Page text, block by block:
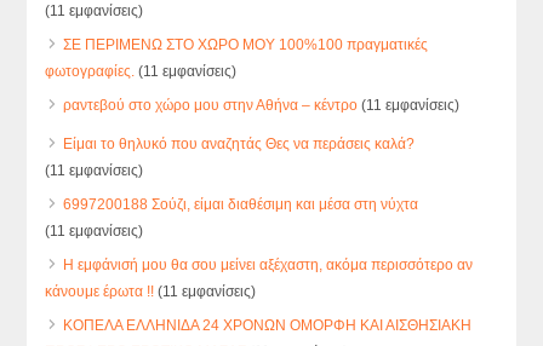
(11 εμφανίσεις)
ΣΕ ΠΕΡΙΜΕΝΩ ΣΤΟ ΧΩΡΟ ΜΟΥ 100%100 πραγματικές
φωτογραφίες. (11 εμφανίσεις)
ραντεβού στο χώρο μου στην Αθήνα – κέντρο (11 εμφανίσεις)
Είμαι το θηλυκό που αναζητάς Θες να περάσεις καλά?
(11 εμφανίσεις)
6997200188 Σούζι, είμαι διαθέσιμη και μέσα στη νύχτα
(11 εμφανίσεις)
Η εμφάνισή μου θα σου μείνει αξέχαστη, ακόμα περισσότερο αν
κάνουμε έρωτα !! (11 εμφανίσεις)
ΚΟΠΕΛΑ ΕΛΛΗΝΙΔΑ 24 ΧΡΟΝΩΝ ΟΜΟΡΦΗ ΚΑΙ ΑΙΣΘΗΣΙΑΚΗ